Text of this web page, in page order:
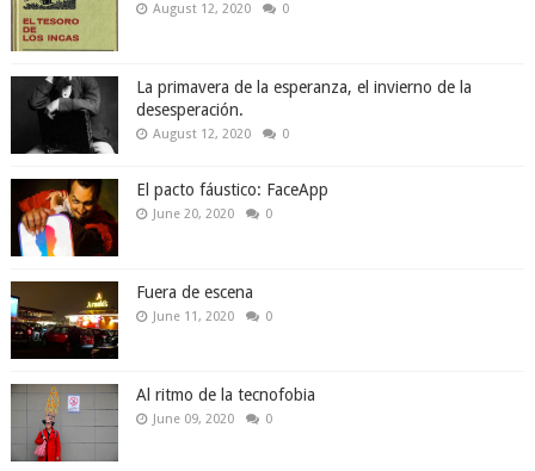
August 12, 2020 0
La primavera de la esperanza, el invierno de la
desesperación.
August 12, 2020 0
El pacto fáustico: FaceApp
June 20, 2020 0
Fuera de escena
June 11, 2020 0
Al ritmo de la tecnofobia
June 09, 2020 0